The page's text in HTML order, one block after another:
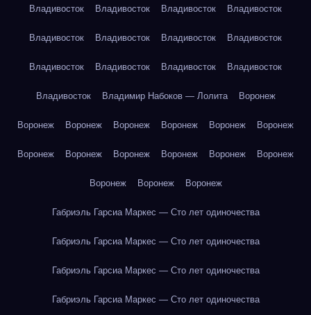
Владивосток Владивосток Владивосток Владивосток
Владивосток Владивосток Владивосток Владивосток
Владивосток Владивосток Владивосток Владивосток
Владивосток Владимир Набоков — Лолита Воронеж
Воронеж Воронеж Воронеж Воронеж Воронеж Воронеж
Воронеж Воронеж Воронеж Воронеж Воронеж Воронеж
Воронеж Воронеж Воронеж
Габриэль Гарсиа Маркес — Сто лет одиночества
Габриэль Гарсиа Маркес — Сто лет одиночества
Габриэль Гарсиа Маркес — Сто лет одиночества
Габриэль Гарсиа Маркес — Сто лет одиночества